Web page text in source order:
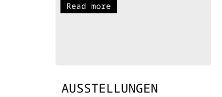
Read more
AUSSTELLUNGEN